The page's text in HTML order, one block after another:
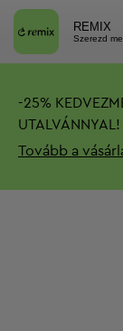
REMIX
Szerezd
-25%
UTALVÁNNYAL!
Tovább a